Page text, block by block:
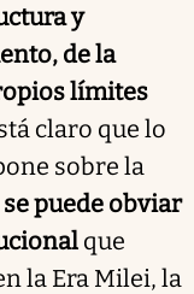
y
de la
límites
claro que lo
sobre la
puede obviar
que
la Era Milei, la